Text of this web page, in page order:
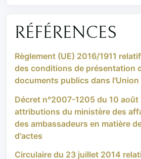
RÉFÉRENCES
Règlement (UE) 2016/1911
des conditions de présentation
documents publics dans l'Union
Décret n°2007-1205 du 10
attributions du ministère des
des ambassadeurs en matière
d'actes
Circulaire du 23 juillet 2014